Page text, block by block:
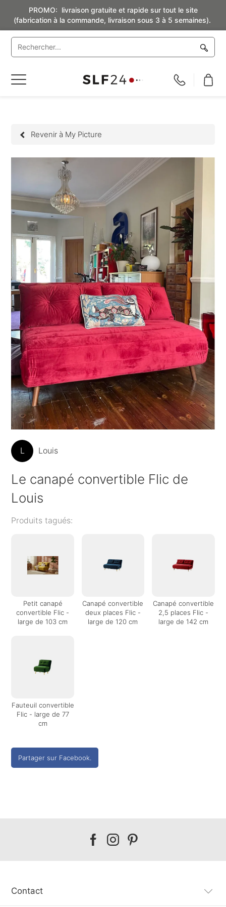
PROMO: livraison gratuite et rapide sur tout le site
(fabrication à la commande, livraison sous 3 à 5 semaines).
Basculer
Revenir à My Picture
L Louis
Le canapé convertible Flic de
Louis
Produits tagués:
Petit canapé
convertible Flic -
large de 103 cm
Canapé convertible
deux places Flic -
large de 120 cm
Canapé convertible
2,5 places Flic -
large de 142 cm
Fauteuil convertible
Flic - large de 77
cm
Partager sur Facebook.
Our
Our
Our
Contact